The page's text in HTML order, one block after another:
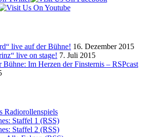
live auf der Bühne! 16. Dezember 2015
live on stage! 7. Juli 2015
Bühne: Im Herzen der Finsternis – RSPcast
Radiorollenspiels
Staffel 1 (RSS)
Staffel 2 (RSS)